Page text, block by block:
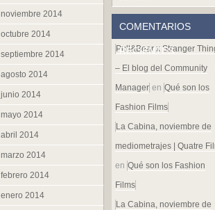
noviembre 2014
octubre 2014
septiembre 2014
agosto 2014
junio 2014
mayo 2014
abril 2014
marzo 2014
febrero 2014
enero 2014
COMENTARIOS
RECIENTES
Pull&Bear x Stranger
– El blog del Community
Manager en Qué son los
Fashion Films
La Cabina, noviembre de
mediometrajes | Quatre
en Qué son los Fashion
Films
La Cabina, noviembre de